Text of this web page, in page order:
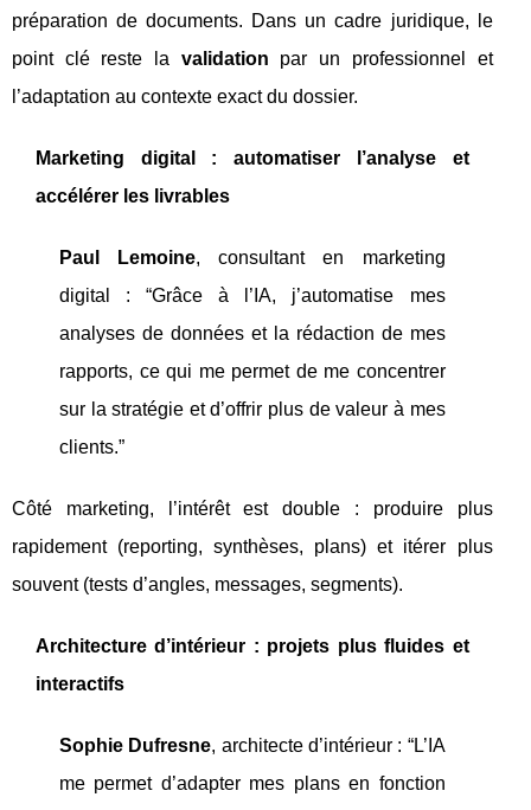
préparation de documents. Dans un cadre juridique, le
point clé reste la validation par un professionnel et
l’adaptation au contexte exact du dossier.
Marketing digital : automatiser l’analyse et
accélérer les livrables
Paul Lemoine, consultant en marketing
digital : “Grâce à l’IA, j’automatise mes
analyses de données et la rédaction de mes
rapports, ce qui me permet de me concentrer
sur la stratégie et d’offrir plus de valeur à mes
clients.”
Côté marketing, l’intérêt est double : produire plus
rapidement (reporting, synthèses, plans) et itérer plus
souvent (tests d’angles, messages, segments).
Architecture d’intérieur : projets plus fluides et
interactifs
Sophie Dufresne, architecte d’intérieur : “L’IA
me permet d’adapter mes plans en fonction